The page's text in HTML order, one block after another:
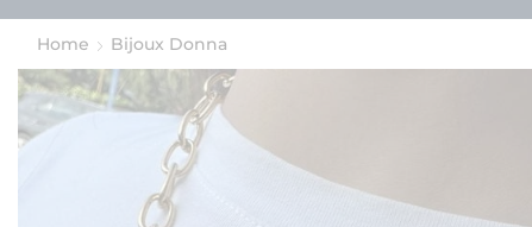
Home Bijoux Donna